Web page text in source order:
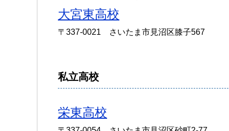
大宮東高校
〒337-0021 さいたま市見沼区膝子567
私立高校
栄東高校